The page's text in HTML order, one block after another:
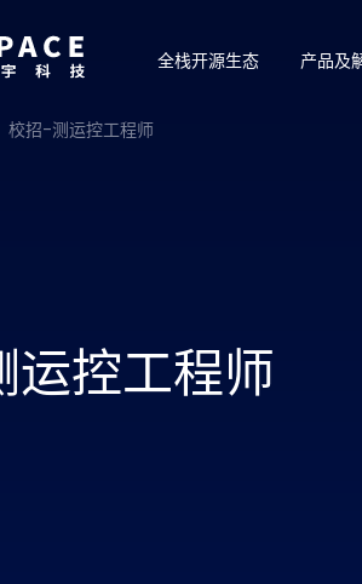
全栈开源生态 产品及
校招-测运控工程师
控工程师